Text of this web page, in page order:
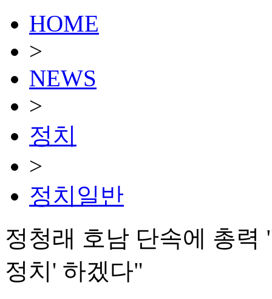
HOME
>
NEWS
>
정치
>
정치일반
정청래 호남 단속에 총
정치' 하겠다"